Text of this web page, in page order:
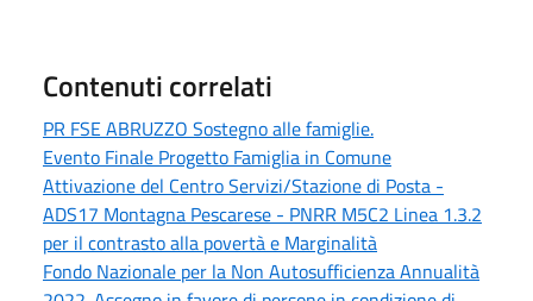
Contenuti correlati
PR FSE ABRUZZO Sostegno alle famiglie.
Evento Finale Progetto Famiglia in Comune
Attivazione del Centro Servizi/Stazione di Posta -
ADS17 Montagna Pescarese - PNRR M5C2 Linea 1.3.2
per il contrasto alla povertà e Marginalità
Fondo Nazionale per la Non Autosufficienza Annualità